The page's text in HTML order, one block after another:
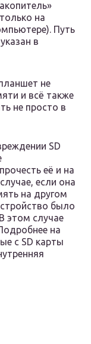
на
Путь
в
не
и всё также
не просто в
SD
её и на
если она
на другом
было
этом случае
на
с SD карты